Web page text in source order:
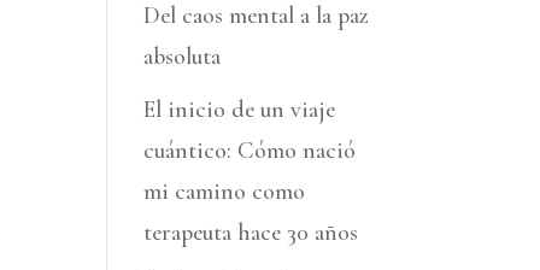
Del caos mental a la paz
absoluta
El inicio de un viaje
cuántico: Cómo nació
mi camino como
terapeuta hace 30 años